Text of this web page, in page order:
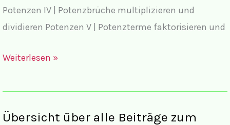
Potenzen IV | Potenzbrüche multiplizieren und
dividieren Potenzen V | Potenzterme faktorisieren und
Potenzen
Wurzeln
Weiterlesen »
Übersicht über alle Beiträge zum